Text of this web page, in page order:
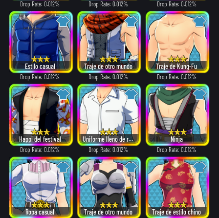
Drop Rate: 0.012% Drop Rate: 0.012% Drop Rate: 0.012%
Estilo casual
Drop Rate: 0.012%
Traje de otro mundo
Drop Rate: 0.012%
Traje de Kung-Fu
Drop Rate: 0.012%
Happi del festival
Drop Rate: 0.012%
Uniforme lleno de recuerdos
Drop Rate: 0.012%
Ninja
Drop Rate: 0.012%
Ropa casual Traje de otro mundo Traje de estilo chino